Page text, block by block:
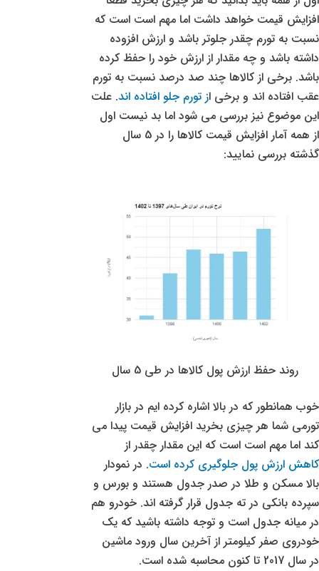
افزایش قیمت خواهد داشت اما مهم است است که
نسبت به تورم چقدر جلوتر باشد و ارزش افزوده
داشته باشد و چه مقدار از ارزش خود را حفظ کرده
باشد. برخی از کالاها چند صد درصد نسبت به تورم
عقب افتاده اند و برخی از تورم جلو افتاده اند. علت
این موضوع نیز بررسی می شود اما بد نیست اول
از همه آمار افزایش قیمت کالاها را در 5 سال
گذشته بررسی نمایید:
روند حفظ ارزش پول کالاها در طی 5 سال
خوب همانطور که در بالا اشاره کرده ایم در بازار
تورمی شما هر چیزی بخرید افزایش قیمت پیدا می
کند اما مهم است است که این مقدار چقدر از
کاهش ارزش پول جلوگیری کرده است. در نمودار
بالا مسکن و طلا در صدر جدول هستند و بورس و
سپرده بانکی در ته جدول قرار گرفته اند. خودرو هم
در میانه جدول است و توجه داشته باشید که یک
خودروی صفر کیلومتر از آخرین سال ورود ماشین
در سال 2017 تا کنون محاسبه شده است.